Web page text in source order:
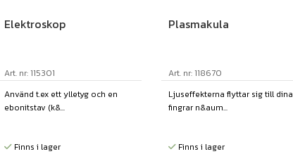
Elektroskop
Art. nr: 115301
Använd t.ex ett ylletyg och en
ebonitstav (k&...
Finns i lager
Plasmakula
Art. nr: 118670
Ljuseffekterna flyttar sig till dina
fingrar n&aum...
Finns i lager